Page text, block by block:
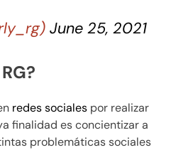
June 25, 2021
redes sociales por realizar
finalidad es concientizar a
problemáticas sociales